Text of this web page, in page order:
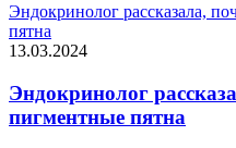
Эндокринолог рассказала,
пятна
13.03.2024
Эндокринолог
пигментные пятна